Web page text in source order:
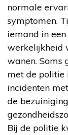
normale
symptomen.
iemand in
werkelijkheid
wanen. Soms
met de politie
incidenten
de
Bij de politie